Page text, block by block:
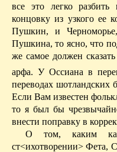
все это легко разбить
концовку из узкого ее
Пушкин, и Черноморье
Пушкина, то ясно, что
же самое должен
арфа. У Оссиана в
переводах шотландских
Если Вам известен
то я был бы
внести поправку в
О том, каким
ст<ихотворении> Фета,